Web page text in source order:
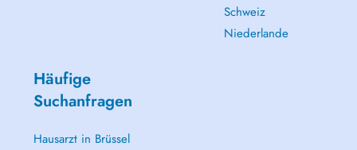
Schweiz
Niederlande
Häufige
Suchanfragen
Hausarzt in Brüssel